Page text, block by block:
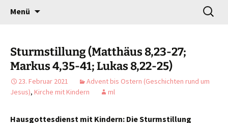
Willkommen!
Gottesdienst verändert
Menü
Suchen
nach:
Sturmstillung (Matthäus 8,23-27;
Markus 4,35-41; Lukas 8,22-25)
23. Februar 2021
Advent bis Ostern (Geschichten rund um
Jesus), Kirche mit Kindern ml
Hausgottesdienst mit Kindern: Die Sturmstillung